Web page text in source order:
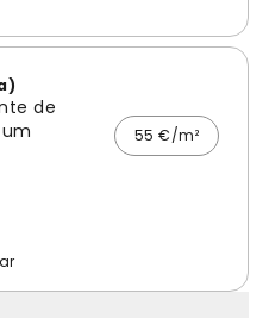
de
55 €/m²